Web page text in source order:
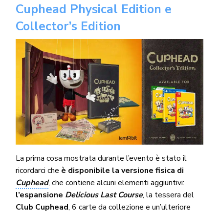
Cuphead Physical Edition e
Collector’s Edition
La prima cosa mostrata durante l’evento è stato il
ricordarci che è disponibile la versione fisica di
Cuphead, che contiene alcuni elementi aggiuntivi:
l’espansione Delicious Last Course, la tessera del
Club Cuphead, 6 carte da collezione e un’ulteriore